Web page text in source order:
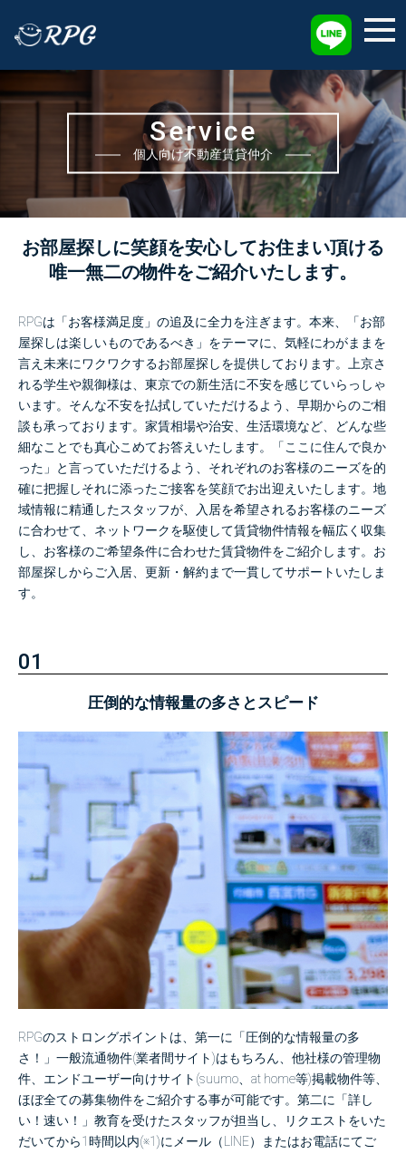
Service
個人向け不動産賃貸仲介
お部屋探しに笑顔を安心してお住まい頂ける
唯一無二の物件をご紹介いたします。
RPGは「お客様満足度」の追及に全力を注ぎます。 本来、「お部
屋探しは楽しいものであるべき」をテーマに、 気軽にわがままを
言え未来にワクワクするお部屋探しを提供しております。
上京さ
れる学生や親御様は、東京での新生活に不安を感じていらっしゃ
います。 そんな不安を払拭していただけるよう、早期からのご相
談も承っております。 家賃相場や治安、生活環境など、どんな些
細なことでも真心こめてお答えいたします。
「ここに住んで良か
った」と言っていただけるよう、 それぞれのお客様のニーズを的
確に把握しそれに添ったご接客を笑顔でお出迎えいたします。 地
域情報に精通したスタッフが、入居を希望されるお客様のニーズ
に合わせて、 ネットワークを駆使して賃貸物件情報を幅広く収集
し、 お客様のご希望条件に合わせた賃貸物件をご紹介します。 お
部屋探しからご入居、更新・解約まで一貫してサポートいたしま
す。
01
圧倒的な情報量の多さとスピード
RPGのストロングポイントは、第一に「圧倒的な情報量の多
さ！」一般流通物件(業者間サイト)はもちろん、他社様の管理物
件、エンドユーザー向けサイト(suumo、at home等)掲載物件等、
ほぼ全ての募集物件をご紹介する事が可能です。 第二に「詳し
い！速い！」教育を受けたスタッフが担当し、リクエストをいた
だいてから1時間以内(※1)にメール（LINE）またはお電話にてご